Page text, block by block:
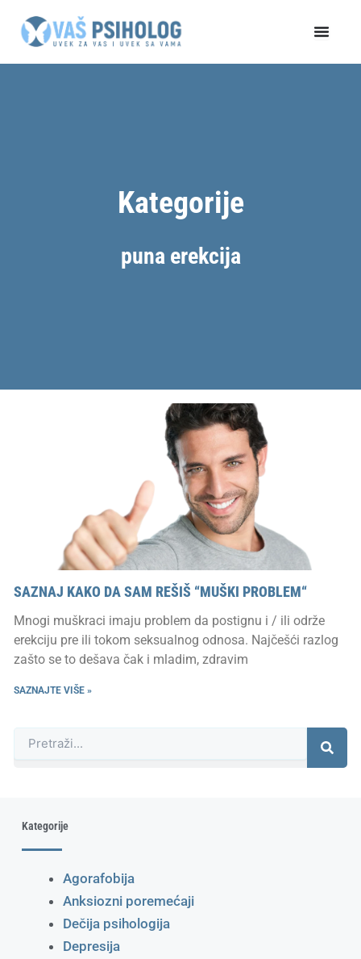
Kategorije
puna erekcija
SAZNAJ KAKO DA SAM REŠIŠ “MUŠKI PROBLEM“
Mnogi muškraci imaju problem da postignu i / ili održe
erekciju pre ili tokom seksualnog odnosa. Najčešći razlog
zašto se to dešava čak i mladim, zdravim
SAZNAJTE VIŠE »
Kategorije
Agorafobija
Anksiozni poremećaji
Dečija psihologija
Depresija